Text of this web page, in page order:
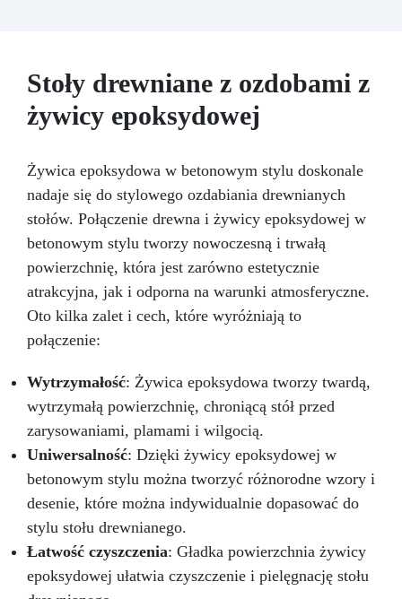
naprawczych, w zaledwie 24 godziny.
Wszechstronny i personalizowany: Nadaje się
do betonu, cementu, starych nawierzchni i
ziemi utwardzonej (po wcześniejszej
czasu: Nowoczesne żywice gwarantują
odporność na ścieranie i stabilność koloru
przez wiele lat.
Stoły drewniane z ozdobami z
żywicy epoksydowej
Żywica epoksydowa w betonowym stylu doskonale
nadaje się do stylowego ozdabiania drewnianych
stołów. Połączenie drewna i żywicy epoksydowej w
betonowym stylu tworzy nowoczesną i trwałą
powierzchnię, która jest zarówno estetycznie
atrakcyjna, jak i odporna na warunki atmosferyczne.
Oto kilka zalet i cech, które wyróżniają to
połączenie:
Wytrzymałość: Żywica epoksydowa tworzy twardą,
wytrzymałą powierzchnię, chroniącą stół przed
zarysowaniami, plamami i wilgocią.
Uniwersalność: Dzięki żywicy epoksydowej w
betonowym stylu można tworzyć różnorodne wzory i
desenie, które można indywidualnie dopasować do
stylu stołu drewnianego.
Łatwość czyszczenia: Gładka powierzchnia żywicy
epoksydowej ułatwia czyszczenie i pielęgnację stołu